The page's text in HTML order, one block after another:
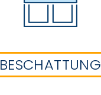
BESCHATTUNG